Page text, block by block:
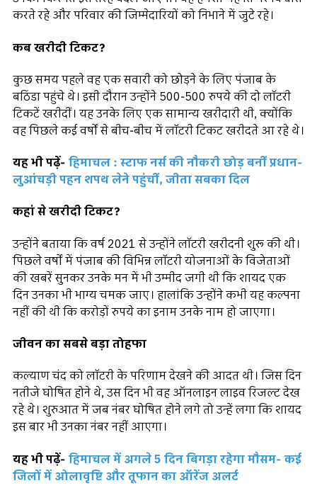
करते रहे और परिवार की जिम्मेदारियों को निभाने में जुटे रहे।
कब खरीदी टिकट?
कुछ समय पहले वह एक सवारी को छोड़ने के लिए पंजाब के
बठिंडा पहुंचे थे। इसी दौरान उन्होंने 500-500 रुपये की दो लॉटरी
टिकटें खरीदीं। यह उनके लिए एक सामान्य खरीदारी थी, क्योंकि
वह पिछले कई वर्षों से बीच-बीच में लॉटरी टिकट खरीदते आ रहे थे।
यह भी पढ़ें- हिमाचल : स्टाफ नर्स की नौकरी छोड़ बनीं प्रधान-
लुआंचड़ी पहन शपथ लेने पहुंचीं, जीता सबका दिल
कहां से खरीदी टिकट?
उन्होंने बताया कि वर्ष 2021 से उन्होंने लॉटरी खरीदनी शुरू की थी।
पिछले वर्षों में पंजाब की विभिन्न लॉटरी योजनाओं के विजेताओं
की खबरें सुनकर उनके मन में भी उम्मीद जगी थी कि शायद एक
दिन उनका भी भाग्य चमक जाए। हालांकि उन्होंने कभी यह कल्पना
नहीं की थी कि करोड़ों रुपये का इनाम उनके नाम हो जाएगा।
जीवन का सबसे बड़ा तोहफा
कल्याण चंद को लॉटरी के परिणाम देखने की आदत थी। जिस दिन
नतीजे घोषित होने थे, उस दिन भी वह ऑनलाइन लाइव रिजल्ट देख
रहे थे। शुरुआत में जब नंबर घोषित होने लगे तो उन्हें लगा कि शायद
इस बार भी उनका नंबर नहीं आएगा।
यह भी पढ़ें- हिमाचल में अगले 5 दिन बिगड़ा रहेगा मौसम- कई
जिलों में ओलावृष्टि और तूफान का ऑरेंज अलर्ट